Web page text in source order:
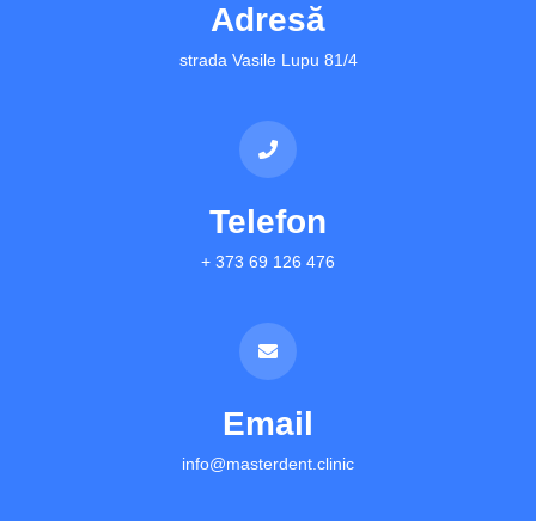
Adresă
strada Vasile Lupu 81/4
Telefon
+ 373 69 126 476
Email
info@masterdent.clinic